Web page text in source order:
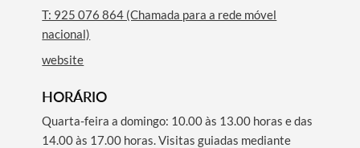
T: 925 076 864 (Chamada para a rede móvel
nacional)
website
HORÁRIO
Quarta-feira a domingo: 10.00 às 13.00 horas e das
14.00 às 17.00 horas. Visitas guiadas mediante